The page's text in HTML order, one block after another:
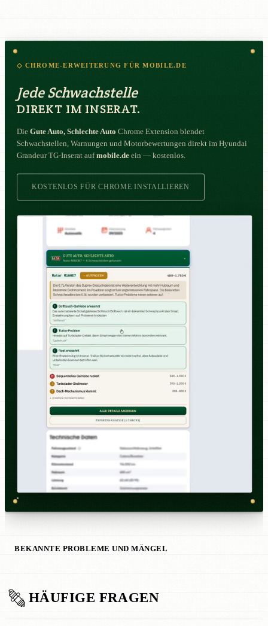
◇ CHROME-ERWEITERUNG FÜR MOBILE.DE
Jede Schwachstelle
DIREKT IM INSERAT.
Die Gute Auto, Schlechte Auto Chrome Extension blendet
Schwachstellen, Warnungen und Motorbewertungen direkt im Hyundai
Grandeur TG-Inserat aufmobile.de ein — kostenlos.
KOSTENLOS FÜR CHROME INSTALLIEREN
BEKANNTE PROBLEME UND MÄNGEL
HÄUFIGE FRAGEN